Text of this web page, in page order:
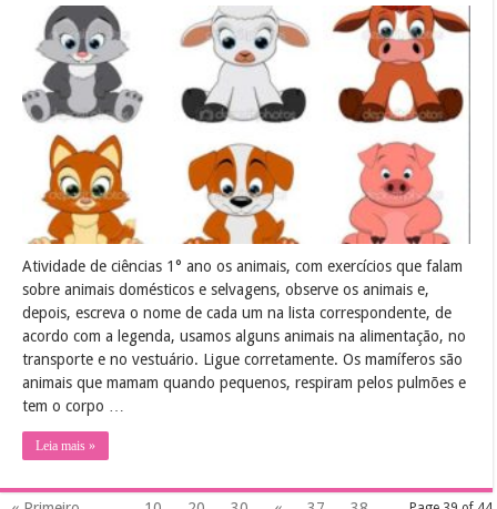
de
ciências
1°
ano
os
animais
Atividade de ciências 1° ano os animais, com exercícios que falam
sobre animais domésticos e selvagens, observe os animais e,
depois, escreva o nome de cada um na lista correspondente, de
acordo com a legenda, usamos alguns animais na alimentação, no
transporte e no vestuário. Ligue corretamente. Os mamíferos são
animais que mamam quando pequenos, respiram pelos pulmões e
tem o corpo …
Leia mais »